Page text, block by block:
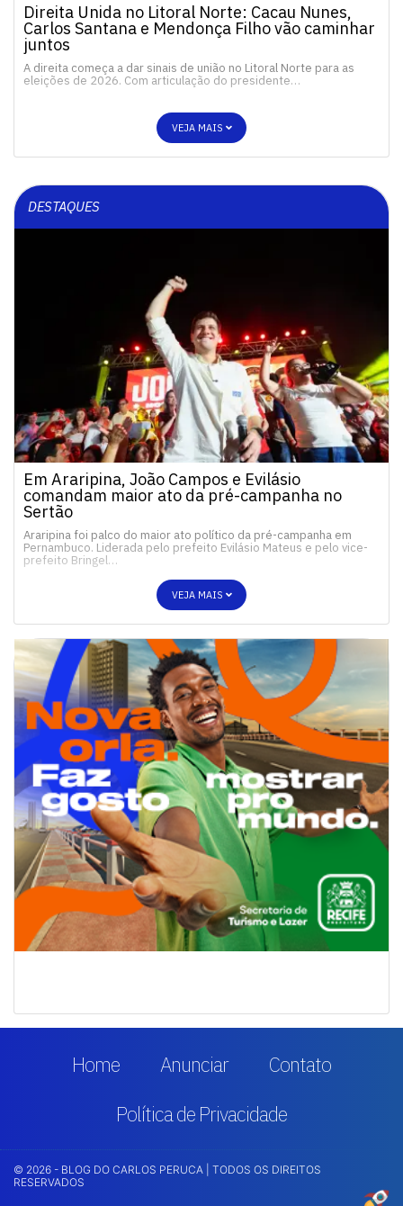
Direita Unida no Litoral Norte: Cacau Nunes,
Carlos Santana e Mendonça Filho vão caminhar
juntos
A direita começa a dar sinais de união no Litoral Norte para as
eleições de 2026. Com articulação do presidente…
VEJA MAIS
DESTAQUES
Em Araripina, João Campos e Evilásio
comandam maior ato da pré-campanha no
Sertão
Araripina foi palco do maior ato político da pré-campanha em
Pernambuco. Liderada pelo prefeito Evilásio Mateus e pelo vice-
prefeito Bringel…
VEJA MAIS
Home Anunciar
Contato
Política de Privacidade
© 2026 - BLOG DO CARLOS PERUCA | TODOS OS DIREITOS
RESERVADOS